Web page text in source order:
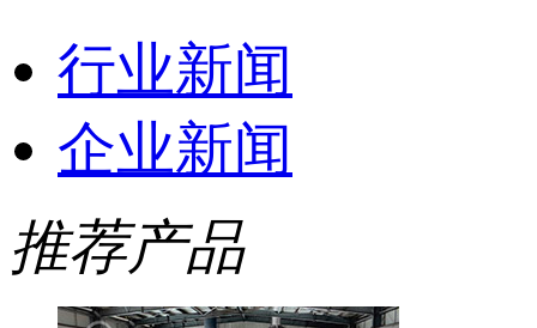
行业新闻
企业新闻
推荐产品